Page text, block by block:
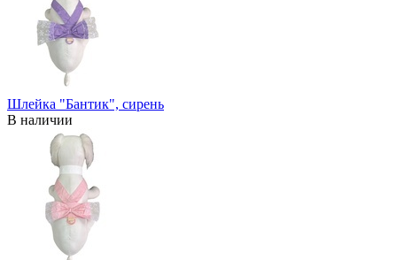
Шлейка "Бантик", сирень
В наличии